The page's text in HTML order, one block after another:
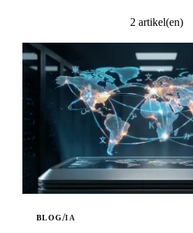
2 artikel(en)
BLOG/IA